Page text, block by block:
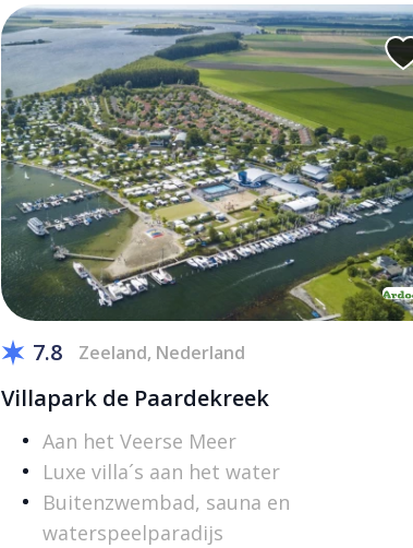
7.8 Zeeland, Nederland
Villapark de Paardekreek
Aan het Veerse Meer
Luxe villa´s aan het water
Buitenzwembad, sauna en
waterspeelparadijs